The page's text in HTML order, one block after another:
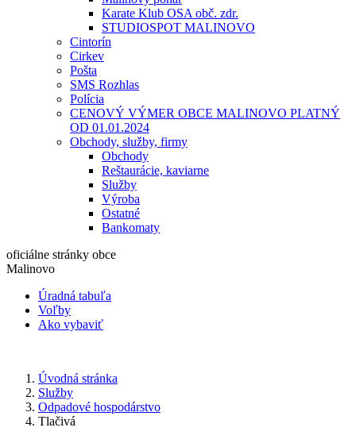
Karate Klub OSA obč. zdr.
STUDIOSPOT MALINOVO
Cintorín
Cirkev
Pošta
SMS Rozhlas
Polícia
CENOVÝ VÝMER OBCE MALINOVO PLATNÝ
OD 01.01.2024
Obchody, služby, firmy
Obchody
Reštaurácie, kaviarne
Služby
Výroba
Ostatné
Bankomaty
oficiálne stránky obce
Malinovo
Úradná tabuľa
Voľby
Ako vybaviť
Úvodná stránka
Služby
Odpadové hospodárstvo
Tlačivá